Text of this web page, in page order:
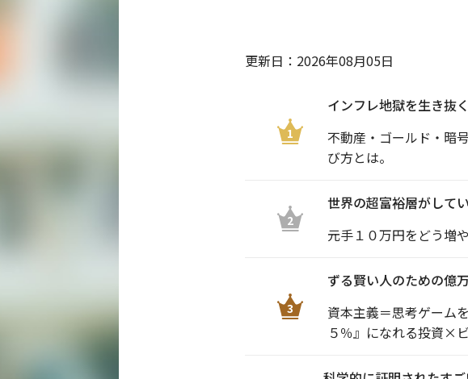
更新日： 2026年08月05日
1
インフレ地獄を生き抜
不動産・ゴールド・暗
び方とは。
2
世界の超富裕層がして
元手１０万円をどう増
3
ずる賢い人のための億
資本主義＝思考ゲーム
５％』になれる投資×